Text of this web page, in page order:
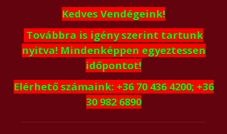
Kedves Vendégeink!
Továbbra is igény szerint tartunk
nyitva! Mindenképpen egyeztessen
időpontot!
Elérhető számaink: +36 70 436 4200; +36
30 982 6890